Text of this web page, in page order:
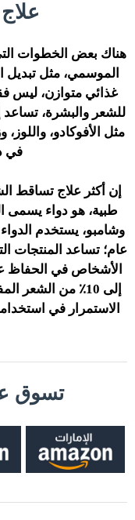
هناك بعض الخطوات
الموسمي، مثل تبديل
غذائي متوازن، ليس
للشعر والبشرة، تساعد
مثل الأفوكادو،
في
إن أكثر علاج تساقط
طبية، هو دواء يسمى
وشامبو، يستخدم
عام؛ تساعد المنتجات
الأشخاص في الحفاظ
إلى 10٪ من الشعر
الاستمرار في
تسوق